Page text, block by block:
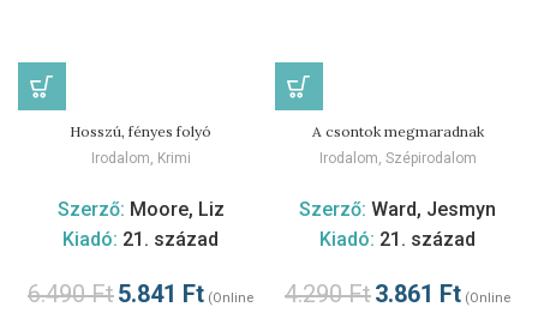
Hosszú, fényes folyó
Irodalom, Krimi
Szerző: Moore, Liz
Kiadó: 21. század
6.490Ft5.841 Ft (Online
A csontok megmaradnak
Irodalom, Szépirodalom
Szerző: Ward, Jesmyn
Kiadó: 21. század
4.290Ft3.861 Ft (Online